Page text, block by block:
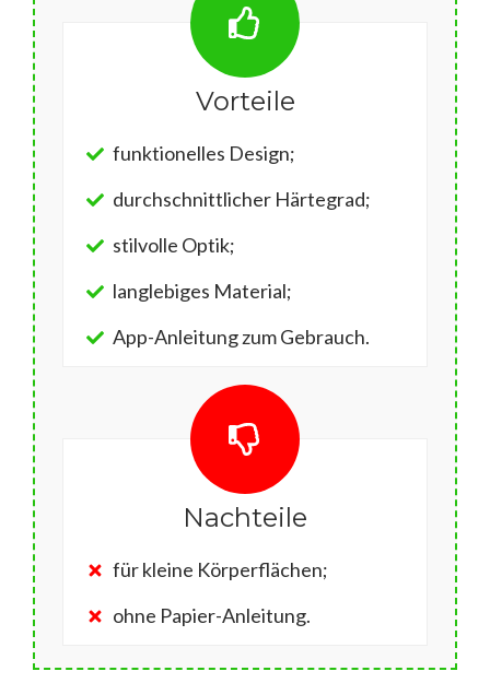
Vorteile
funktionelles Design;
durchschnittlicher Härtegrad;
stilvolle Optik;
langlebiges Material;
App-Anleitung zum Gebrauch.
Nachteile
für kleine Körperflächen;
ohne Papier-Anleitung.